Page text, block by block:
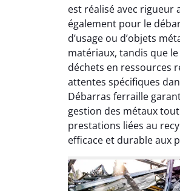
est réalisé avec
également pour le
d’usage ou d’objets
matériaux, tandis que
déchets en ressources
attentes spécifiques
Débarras ferraille
gestion des métaux
prestations liées au
efficace et durable aux